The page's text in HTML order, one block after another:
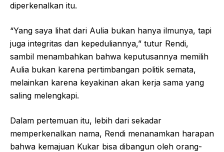
diperkenalkan itu.
“Yang saya lihat dari Aulia bukan hanya ilmunya, tapi
juga integritas dan kepeduliannya,” tutur Rendi,
sambil menambahkan bahwa keputusannya memilih
Aulia bukan karena pertimbangan politik semata,
melainkan karena keyakinan akan kerja sama yang
saling melengkapi.
Dalam pertemuan itu, lebih dari sekadar
memperkenalkan nama, Rendi menanamkan harapan
bahwa kemajuan Kukar bisa dibangun oleh orang-